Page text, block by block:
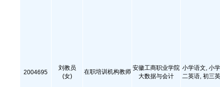
2004695
刘教员
(女)
在职培训机构教师
安徽工商职业学院
大数据与会计
小学语文, 小
二英语, 初三